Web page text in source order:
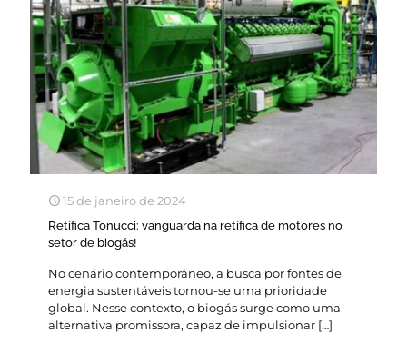
15 de janeiro de 2024
Retífica Tonucci: vanguarda na retífica de motores no
setor de biogás!
No cenário contemporâneo, a busca por fontes de
energia sustentáveis tornou-se uma prioridade
global. Nesse contexto, o biogás surge como uma
alternativa promissora, capaz de impulsionar […]